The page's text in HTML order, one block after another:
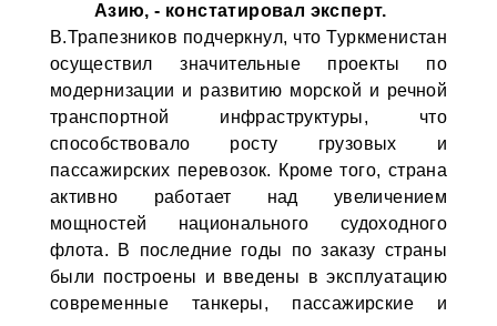
Азию, - констатировал эксперт.
В.Трапезников подчеркнул, что Туркменистан
осуществил значительные проекты по
модернизации и развитию морской и речной
транспортной инфраструктуры, что
способствовало росту грузовых и
пассажирских перевозок. Кроме того, страна
активно работает над увеличением
мощностей национального судоходного
флота. В последние годы по заказу страны
были построены и введены в эксплуатацию
современные танкеры, пассажирские и